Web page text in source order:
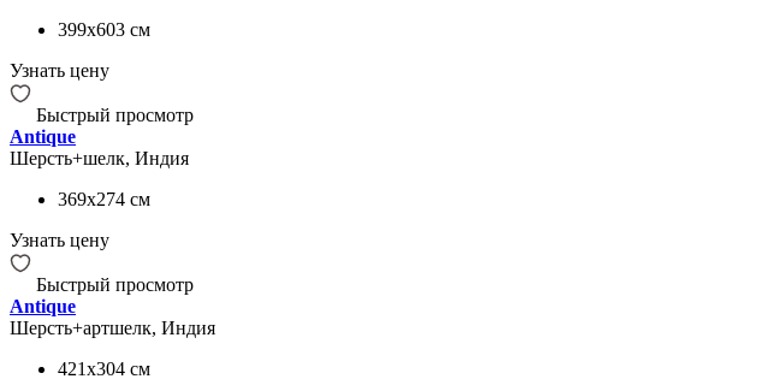
399x603 см
Узнать цену
Быстрый просмотр
Antique
Шерсть+шелк, Индия
369x274 см
Узнать цену
Быстрый просмотр
Antique
Шерсть+артшелк, Индия
421x304 см